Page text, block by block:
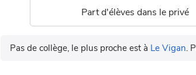
Part d'élèves dans le privé
Pas de collège, le plus proche est à Le Vigan.